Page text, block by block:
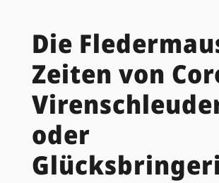
Die
Zeiten von
oder